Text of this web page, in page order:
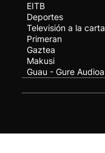
EITB
Deportes
Televisión a la carta
Primeran
Gaztea
Makusi
Guau - Gure Audioa